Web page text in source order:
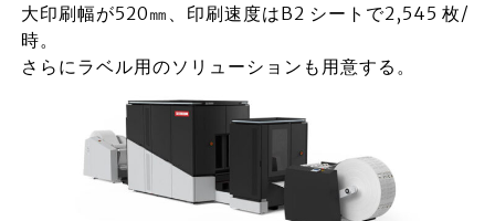
大印刷幅が520㎜、印刷速度はB2 シートで2,545 枚/
時。
さらにラベル用のソリューションも用意する。